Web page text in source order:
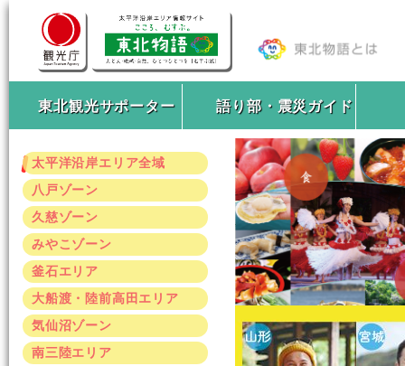
東北観光サポーター 語り部・震災ガイド
太平洋沿岸エリア全域
八戸ゾーン
久慈ゾーン
みやこゾーン
釜石エリア
大船渡・陸前高田エリア
気仙沼ゾーン
南三陸エリア